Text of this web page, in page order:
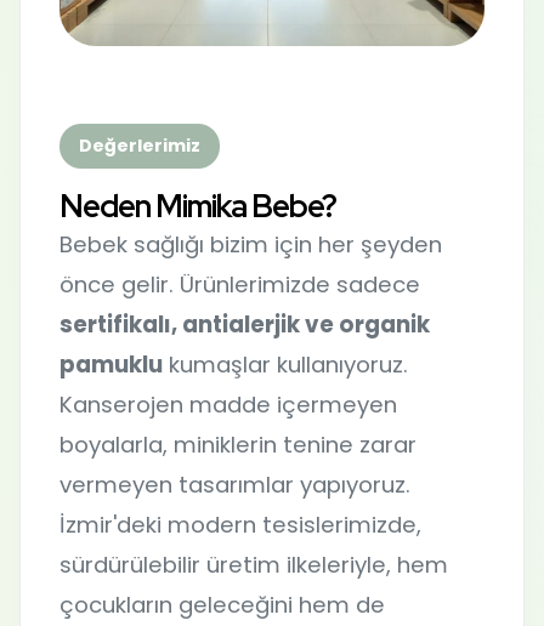
Değerlerimiz
Neden Mimika Bebe?
Bebek sağlığı bizim için her şeyden
önce gelir. Ürünlerimizde sadece
sertifikalı, antialerjik ve organik
pamuklu kumaşlar kullanıyoruz.
Kanserojen madde içermeyen
boyalarla, miniklerin tenine zarar
vermeyen tasarımlar yapıyoruz.
İzmir'deki modern tesislerimizde,
sürdürülebilir üretim ilkeleriyle, hem
çocukların geleceğini hem de